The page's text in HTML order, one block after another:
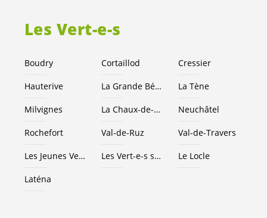
Les Vert-e-s
Boudry Cortaillod Cressier
Hauterive La Grande Béroche La Tène
Milvignes La Chaux-de-Fonds Neuchâtel
Rochefort Val-de-Ruz Val-de-Travers
Les Jeunes Vert-e-s NE
Les Vert-e-s suisses Le Locle
Laténa